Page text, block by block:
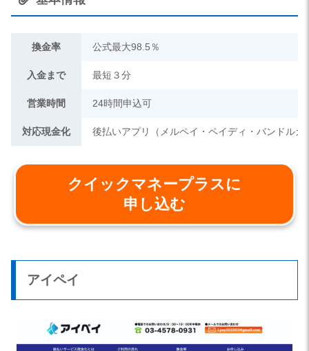
換金率 公式最大98.5％
入金まで 最短３分
営業時間 24時間申込可
対応現金化 後払いアプリ（メルペイ・ペイディ・バンドル
クイックマネープラスに
申し込む
アイペイ